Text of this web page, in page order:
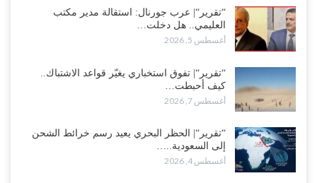
“تقرير“| عرب جورنال: استقالة مدير مكتب
العليمي.. هل دخلت…
أغسطس 5, 2026
“تقرير“| تفوق استخباري يغيّر قواعد الاشتباك..
كيف أحبطت…
أغسطس 7, 2026
“تقرير“| الحظر البحري يعيد رسم خرائط الشحن
إلى السعودية..…
أغسطس 4, 2026